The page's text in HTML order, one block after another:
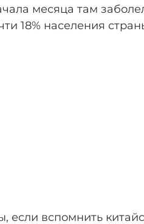
месяца там
18% населения
если вспомнить